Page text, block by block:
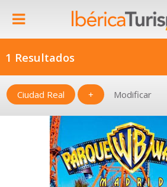
1 Resultados
Ciudad Real + Modificar